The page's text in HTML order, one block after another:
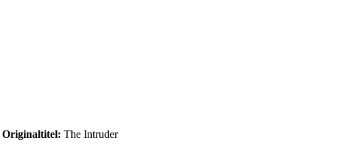
Originaltitel: The Intruder